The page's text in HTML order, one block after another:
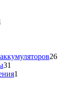
2626
31
товар
1